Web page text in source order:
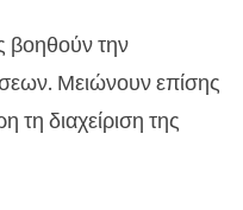
βοηθούν την
Μειώνουν επίσης
τη διαχείριση της